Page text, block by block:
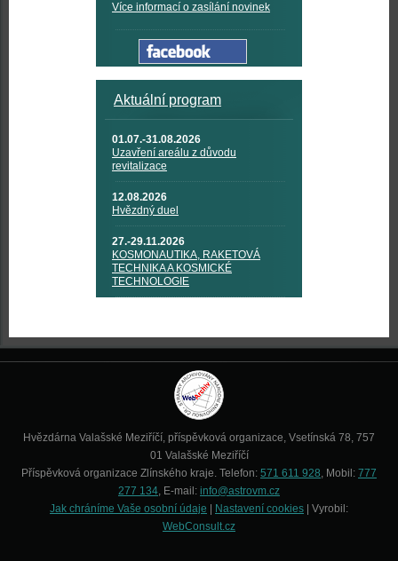
Více informací o zasílání novinek
Aktuální program
01.07.-31.08.2026
Uzavření areálu z důvodu
revitalizace
12.08.2026
Hvězdný duel
27.-29.11.2026
KOSMONAUTIKA, RAKETOVÁ
TECHNIKA A KOSMICKÉ
TECHNOLOGIE
Hvězdárna Valašské Meziříčí, příspěvková organizace, Vsetínská 78, 757
01 Valašské Meziříčí
Příspěvková organizace Zlínského kraje. Telefon: 571 611 928, Mobil: 777
277 134, E-mail: info@astrovm.cz
Jak chráníme Vaše osobní údaje
Nastavení cookies | Vyrobil:
WebConsult.cz